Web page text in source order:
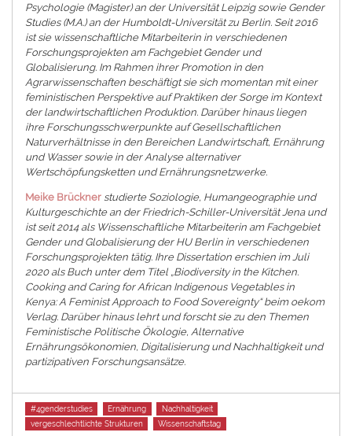
Psychologie (Magister) an der Universität Leipzig sowie Gender
Studies (M.A.) an der Humboldt-Universität zu Berlin. Seit 2016
ist sie wissenschaftliche Mitarbeiterin in verschiedenen
Forschungsprojekten am Fachgebiet Gender und
Globalisierung. Im Rahmen ihrer Promotion in den
Agrarwissenschaften beschäftigt sie sich momentan mit einer
feministischen Perspektive auf Praktiken der Sorge im Kontext
der landwirtschaftlichen Produktion. Darüber hinaus liegen
ihre Forschungsschwerpunkte auf Gesellschaftlichen
Naturverhältnisse in den Bereichen Landwirtschaft, Ernährung
und Wasser sowie in der Analyse alternativer
Wertschöpfungsketten und Ernährungsnetzwerke.
Meike Brückner studierte Soziologie, Humangeographie und
Kulturgeschichte an der Friedrich-Schiller-Universität Jena und
ist seit 2014 als Wissenschaftliche Mitarbeiterin am Fachgebiet
Gender und Globalisierung der HU Berlin in verschiedenen
Forschungsprojekten tätig. Ihre Dissertation erschien im Juli
2020 als Buch unter dem Titel „Biodiversity in the Kitchen.
Cooking and Caring for African Indigenous Vegetables in
Kenya: A Feminist Approach to Food Sovereignty“ beim oekom
Verlag. Darüber hinaus lehrt und forscht sie zu den Themen
Feministische Politische Ökologie, Alternative
Ernährungsökonomien, Digitalisierung und Nachhaltigkeit und
partizipativen Forschungsansätze.
Tags
#4genderstudies Ernährung
Nachhaltigkeit
vergeschlechtlichte Strukturen
Wissenschaftstag